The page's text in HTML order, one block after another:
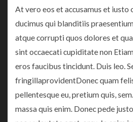
At vero eos et accusamus et iusto
ducimus qui blanditiis
atque corrupti quos dolores et
sint occaecati cupiditate non
eros faucibus tincidunt. Duis leo.
fringillaprovidentDonec quam
pellentesque eu, pretium quis,
massa quis enim. Donec pede